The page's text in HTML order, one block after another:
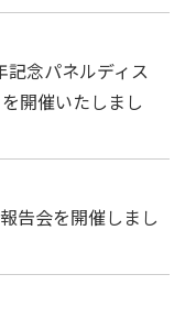
念パネルディス
開催いたしまし
告会を開催しまし